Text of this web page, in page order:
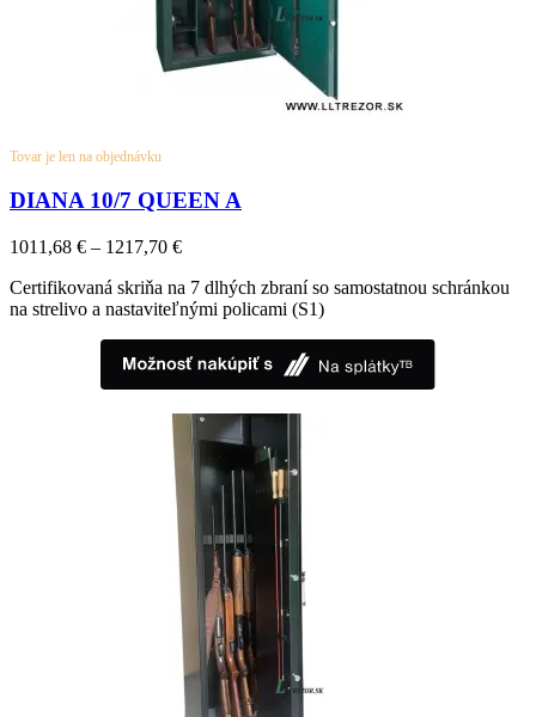
Tovar je len na objednávku
DIANA 10/7 QUEEN A
1011,68 € – 1217,70 €
Certifikovaná skriňa na 7 dlhých zbraní so samostatnou schránkou
na strelivo a nastaviteľnými policami (S1)